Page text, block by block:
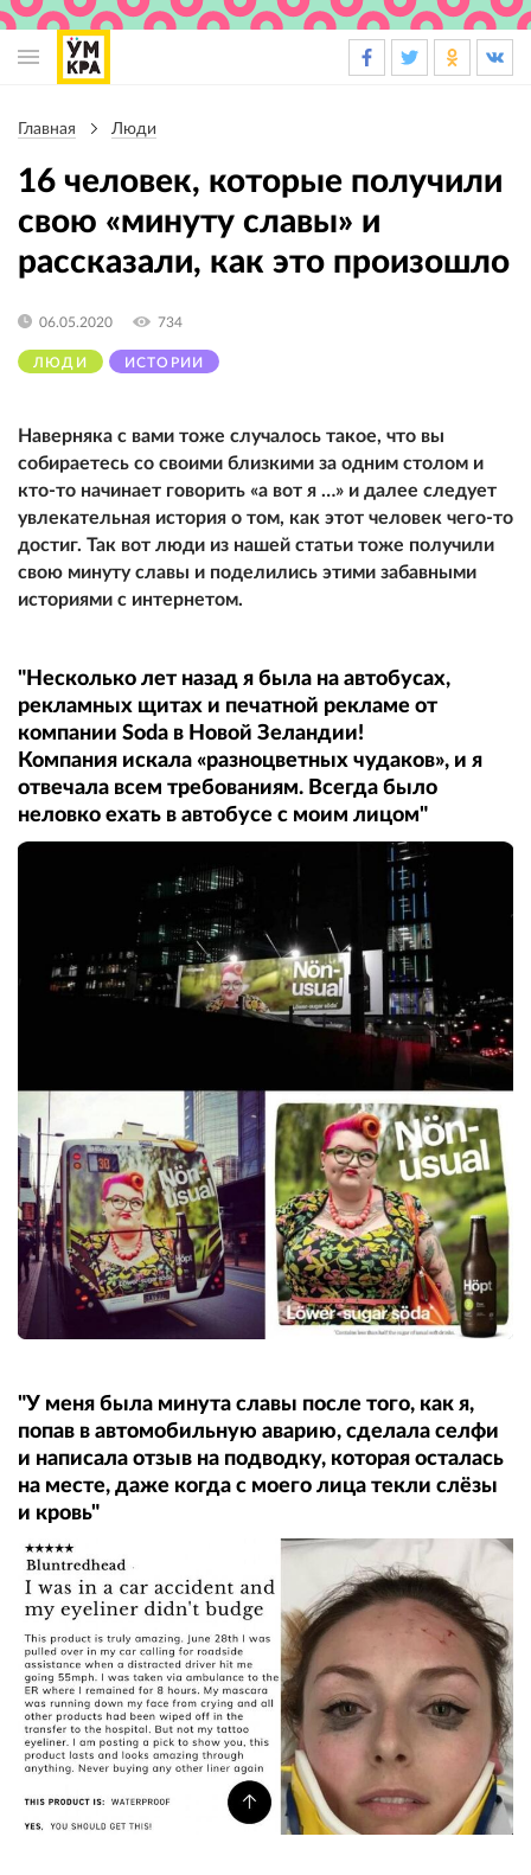
навигации
Главная Люди
16 человек, которые получили
свою «минуту славы» и
рассказали, как это произошло
ЛЮДИ ИСТОРИИ
06.05.2020 734
Наверняка с вами тоже случалось такое, что вы
собираетесь со своими близкими за одним столом и
кто-то начинает говорить «а вот я …» и далее следует
увлекательная история о том, как этот человек чего-то
достиг. Так вот люди из нашей статьи тоже получили
свою минуту славы и поделились этими забавными
историями с интернетом.
"Несколько лет назад я была на автобусах,
рекламных щитах и печатной рекламе от
компании Soda в Новой Зеландии!
Компания искала «разноцветных чудаков», и я
отвечала всем требованиям. Всегда было
неловко ехать в автобусе с моим лицом"
"У меня была минута славы после того, как я,
попав в автомобильную аварию, сделала селфи
и написала отзыв на подводку, которая осталась
на месте, даже когда с моего лица текли слёзы
и кровь"